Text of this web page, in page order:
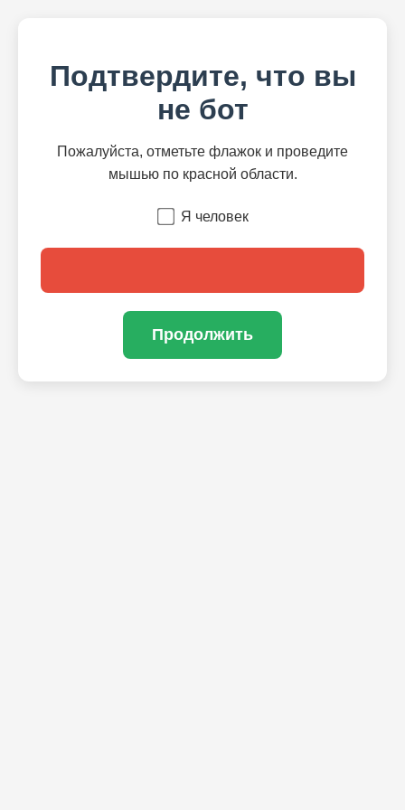
Подтвердите, что вы
не бот
Пожалуйста, отметьте флажок и проведите
мышью по красной области.
Я человек
Продолжить